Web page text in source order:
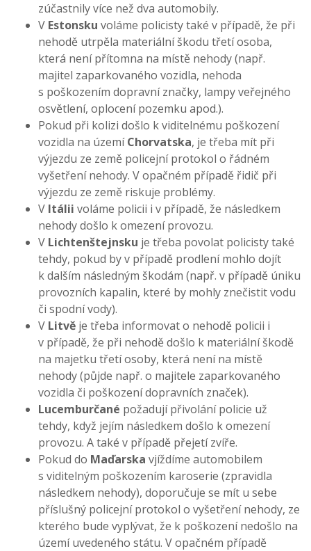
zúčastnily více než dva automobily.
V Estonsku voláme policisty také v případě, že při
nehodě utrpěla materiální škodu třetí osoba,
která není přítomna na místě nehody (např.
majitel zaparkovaného vozidla, nehoda
s poškozením dopravní značky, lampy veřejného
osvětlení, oplocení pozemku apod.).
Pokud při kolizi došlo k viditelnému poškození
vozidla na územíChorvatska, je třeba mít při
výjezdu ze země policejní protokol o řádném
vyšetření nehody. V opačném případě řidič při
výjezdu ze země riskuje problémy.
V Itálii voláme policii i v případě, že následkem
nehody došlo k omezení provozu.
V Lichtenštejnsku je třeba povolat policisty také
tehdy, pokud by v případě prodlení mohlo dojít
k dalším následným škodám (např. v případě úniku
provozních kapalin, které by mohly znečistit vodu
či spodní vody).
V Litvě je třeba informovat o nehodě policii i
v případě, že při nehodě došlo k materiální škodě
na majetku třetí osoby, která není na místě
nehody (půjde např. o majitele zaparkovaného
vozidla či poškození dopravních značek).
Lucemburčané požadují přivolání policie už
tehdy, když jejím následkem došlo k omezení
provozu. A také v případě přejetí zvíře.
Pokud do Maďarska vjíždíme automobilem
s viditelným poškozením karoserie (zpravidla
následkem nehody), doporučuje se mít u sebe
příslušný policejní protokol o vyšetření nehody, ze
kterého bude vyplývat, že k poškození nedošlo na
území uvedeného státu. V opačném případě